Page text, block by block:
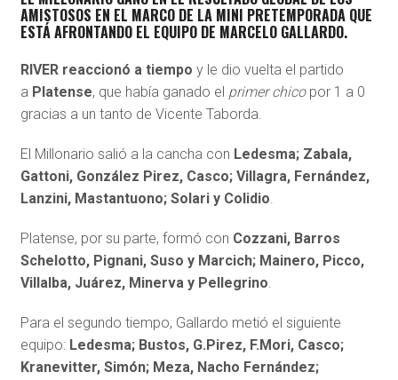
AMISTOSOS EN EL MARCO DE LA MINI PRETEMPORADA QUE
ESTÁ AFRONTANDO EL EQUIPO DE MARCELO GALLARDO.
RIVER reaccionó a tiempo y le dio vuelta el partido
a Platense, que había ganado el primer chicopor 1 a 0
gracias a un tanto de Vicente Taborda.
El Millonario salió a la cancha con Ledesma; Zabala,
Gattoni, González Pirez, Casco; Villagra, Fernández,
Lanzini, Mastantuono; Solari y Colidio.
Platense, por su parte, formó con Cozzani, Barros
Schelotto, Pignani, Suso y Marcich; Mainero, Picco,
Villalba, Juárez, Minerva y Pellegrino.
Para el segundo tiempo, Gallardo metió el siguiente
equipo: Ledesma; Bustos, G.Pirez, F.Mori, Casco;
Kranevitter, Simón; Meza, Nacho Fernández;